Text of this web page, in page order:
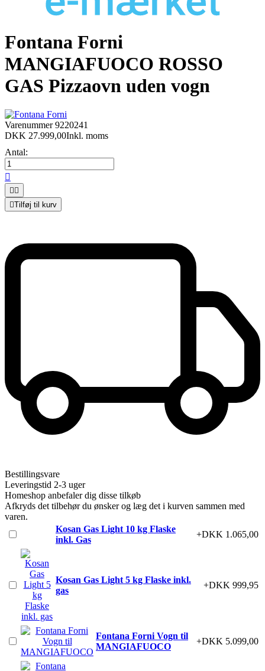
Fontana Forni
MANGIAFUOCO ROSSO
GAS Pizzaovn uden vogn
Varenummer9220241
DKK 27.999,00Inkl. moms
Antal:

 
Tilføj til kurv
Bestillingsvare
Leveringstid 2-3 uger
Homeshop anbefaler dig disse tilkøb
Afkryds det tilbehør du ønsker og læg det i kurven sammen med
varen.
Kosan Gas Light 10 kg Flaske
inkl. Gas
+DKK 1.065,00
Kosan Gas Light 5 kg Flaske inkl.
gas
+DKK 999,95
Fontana Forni Vogn til
MANGIAFUOCO
+DKK 5.099,00